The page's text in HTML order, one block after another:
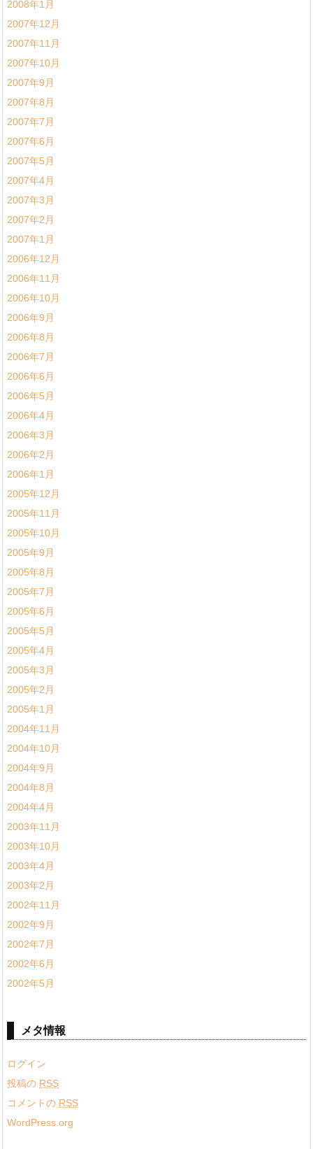
2008年1月
2007年12月
2007年11月
2007年10月
2007年9月
2007年8月
2007年7月
2007年6月
2007年5月
2007年4月
2007年3月
2007年2月
2007年1月
2006年12月
2006年11月
2006年10月
2006年9月
2006年8月
2006年7月
2006年6月
2006年5月
2006年4月
2006年3月
2006年2月
2006年1月
2005年12月
2005年11月
2005年10月
2005年9月
2005年8月
2005年7月
2005年6月
2005年5月
2005年4月
2005年3月
2005年2月
2005年1月
2004年11月
2004年10月
2004年9月
2004年8月
2004年4月
2003年11月
2003年10月
2003年4月
2003年2月
2002年11月
2002年9月
2002年7月
2002年6月
2002年5月
メタ情報
ログイン
投稿の RSS
コメントの RSS
WordPress.org